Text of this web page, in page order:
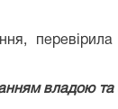
перевірила
владою